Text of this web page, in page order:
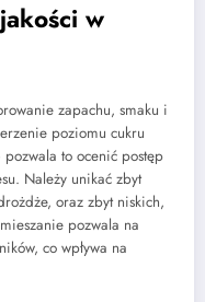
w
zapachu, smaku i
poziomu cukru
to ocenić postęp
Należy unikać zbyt
oraz zbyt niskich,
pozwala na
co wpływa na